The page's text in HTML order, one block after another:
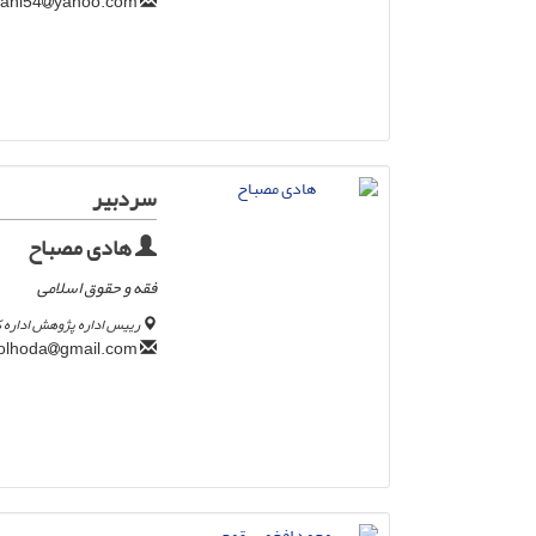
سردبیر
هادی مصباح
فقه و حقوق اسلامی
رییس اداره پژوهش
gmail.com